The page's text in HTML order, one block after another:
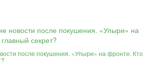
после покушения. «Упыри» на фронте. Кто